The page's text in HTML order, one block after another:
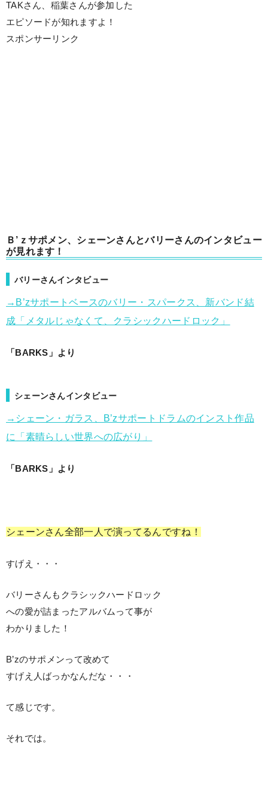
TAKさん、稲葉さんが参加した
エピソードが知れますよ！
スポンサーリンク
Ｂ’ｚサポメン、シェーンさんとバリーさんのインタビュー
が見れます！
バリーさんインタビュー
→B’zサポートベースのバリー・スパークス、新バンド結
成「メタルじゃなくて、クラシックハードロック」
「BARKS」より
シェーンさんインタビュー
→シェーン・ガラス、B’zサポートドラムのインスト作品
に「素晴らしい世界への広がり」
「BARKS」より
シェーンさん全部一人で演ってるんですね！
すげえ・・・
バリーさんもクラシックハードロック
への愛が詰まったアルバムって事が
わかりました！
B’zのサポメンって改めて
すげえ人ばっかなんだな・・・
て感じです。
それでは。